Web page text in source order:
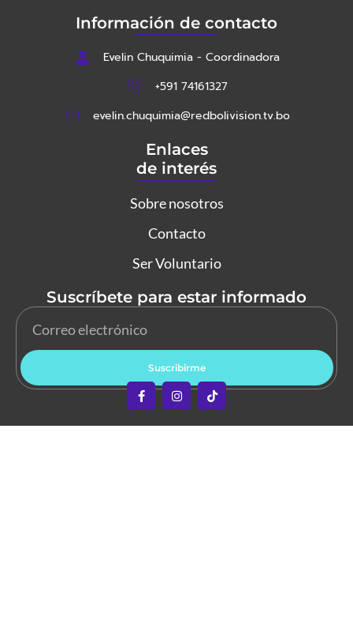
Información de contacto
Evelin Chuquimia - Coordinadora
+591 74161327
evelin.chuquimia@redbolivision.tv.bo
Enlaces
de interés
Sobre nosotros
Contacto
Ser Voluntario
Suscríbete para estar informado
Suscribirme